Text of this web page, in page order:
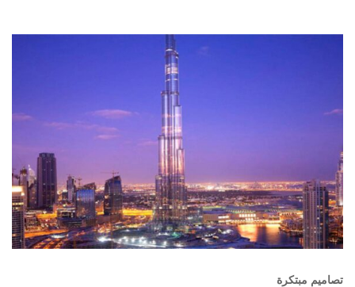
تصاميم مبتكرة